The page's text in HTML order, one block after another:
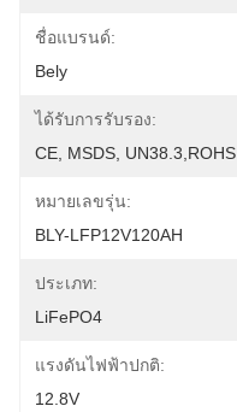
ชื่อแบรนด์:
Bely
ได้รับการรับรอง:
CE, MSDS, UN38.3,ROHS
หมายเลขรุ่น:
BLY-LFP12V120AH
ประเภท:
LiFePO4
แรงดันไฟฟ้าปกติ:
12.8V